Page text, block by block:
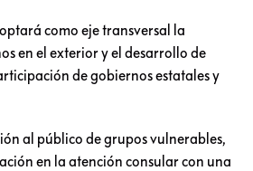
como eje transversal la
en el exterior y el desarrollo de
de gobiernos estatales y
al público de grupos vulnerables,
en la atención consular con una